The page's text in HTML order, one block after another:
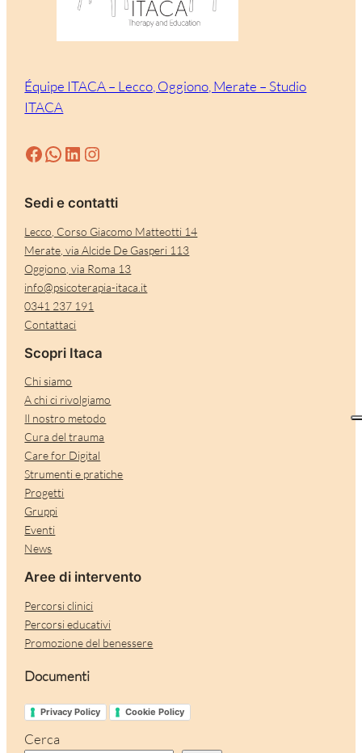
Équipe ITACA – Lecco, Oggiono, Merate – Studio
ITACA
Facebook WhatsApp LinkedIn Instagram
Sedi e contatti
Lecco, Corso Giacomo Matteotti 14
Merate, via Alcide De Gasperi 113
Oggiono, via Roma 13
info@psicoterapia-itaca.it
0341 237 191
Contattaci
Scopri Itaca
Chi siamo
A chi ci rivolgiamo
Il nostro metodo
Cura del trauma
Care for Digital
Strumenti e pratiche
Progetti
Gruppi
Eventi
News
Aree di intervento
Percorsi clinici
Percorsi educativi
Promozione del benessere
Documenti
Privacy Policy Cookie Policy
Cerca